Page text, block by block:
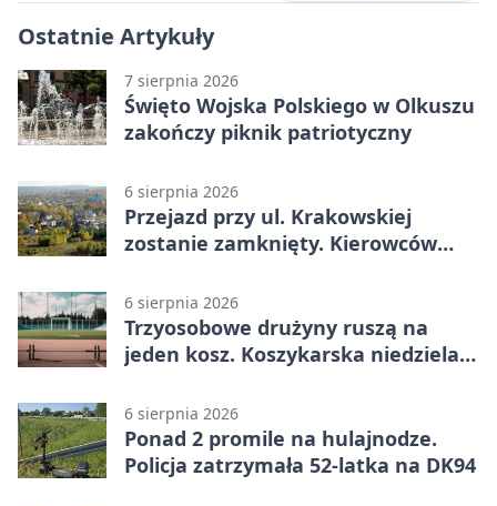
Ostatnie Artykuły
7 sierpnia 2026
Święto Wojska Polskiego w Olkuszu
zakończy piknik patriotyczny
6 sierpnia 2026
Przejazd przy ul. Krakowskiej
zostanie zamknięty. Kierowców
6 sierpnia 2026
Trzyosobowe drużyny ruszą na
jeden kosz. Koszykarska niedziela
6 sierpnia 2026
Ponad 2 promile na hulajnodze.
Policja zatrzymała 52-latka na DK94